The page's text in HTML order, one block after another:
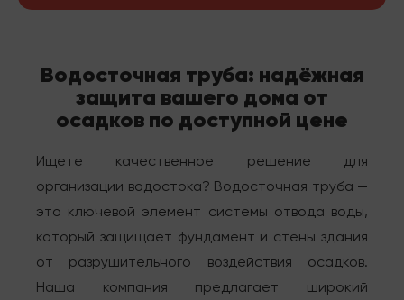
Водосточная труба: надёжная
защита вашего дома от
осадков по доступной цене
Ищете качественное решение для
организации водостока? Водосточная труба —
это ключевой элемент системы отвода воды,
который защищает фундамент и стены здания
от разрушительного воздействия осадков.
Наша компания предлагает широкий